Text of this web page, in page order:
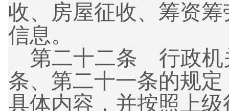
收、房屋征收、筹资
信息。
第二十二条 行政机
条、第二十一条的规
具体内容，并按照上